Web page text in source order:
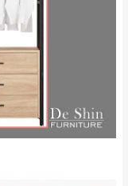
來、平溪、九份、
石門、林口 下福
里、新店山區、三
峽山區、石碇、坪
區、北投湖山路、
深坑山區
放，如因特殊
樓梯太小、無
送，
家無提供吊掛
掛方式吊運，